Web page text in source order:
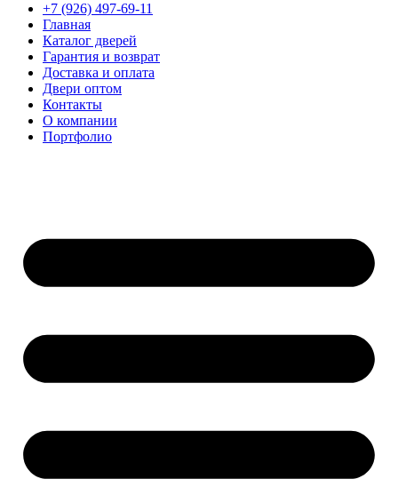
+7 (926) 497-69-11
Главная
Каталог дверей
Гарантия и возврат
Доставка и оплата
Двери оптом
Контакты
О компании
Портфолио